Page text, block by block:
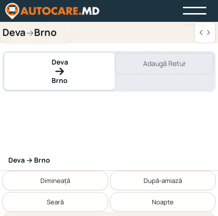
Deva→Brno
Deva
Brno
Adaugă Retur
Deva → Brno
Dimineață După-amiază
Seară Noapte